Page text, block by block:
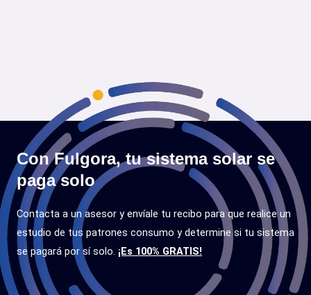
Con Fulgora, tu sistema solar se
paga solo
Contacta a un asesor y envíale tu recibo para que realice un
estudio de tus patrones consumo y determine si tu sistema
se pagará por sí solo. ¡Es 100% GRATIS!